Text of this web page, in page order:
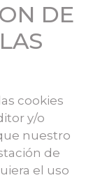
DE
cookies
y/o
nuestro
de
el uso